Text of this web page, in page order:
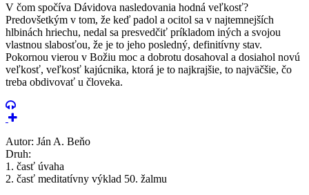
V čom spočíva Dávidova nasledovania hodná veľkosť?
Predovšetkým v tom, že keď padol a ocitol sa v najtemnejších
hlbinách hriechu, nedal sa presvedčiť príkladom iných a svojou
vlastnou slabosťou, že je to jeho posledný, definitívny stav.
Pokornou vierou v Božiu moc a dobrotu dosahoval a dosiahol novú
veľkosť, veľkosť kajúcnika, ktorá je to najkrajšie, to najväčšie, čo
treba obdivovať u človeka.
Autor: Ján A. Beňo
Druh:
1. časť úvaha
2. časť meditatívny výklad 50. žalmu